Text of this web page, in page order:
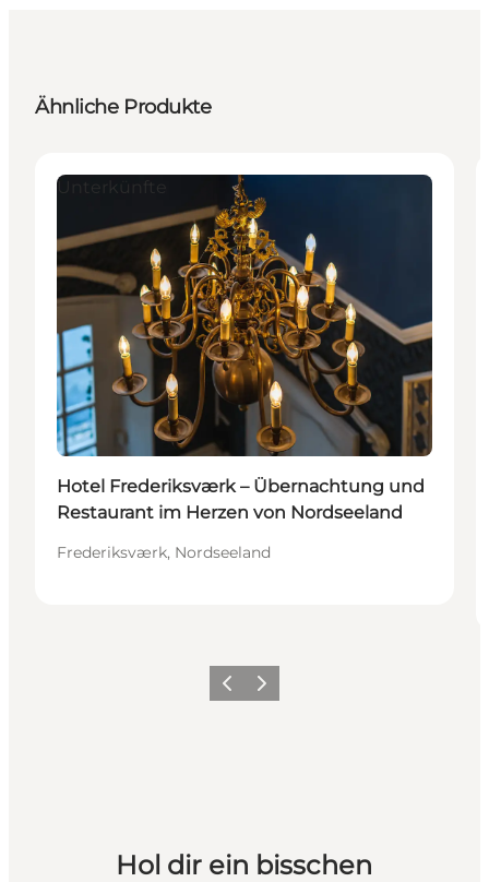
Ähnliche Produkte
Unterkünfte
Hotel Frederiksværk – Übernachtung und
Restaurant im Herzen von Nordseeland
Frederiksværk, Nordseeland
ZurückWeiter
Hol dir ein bisschen